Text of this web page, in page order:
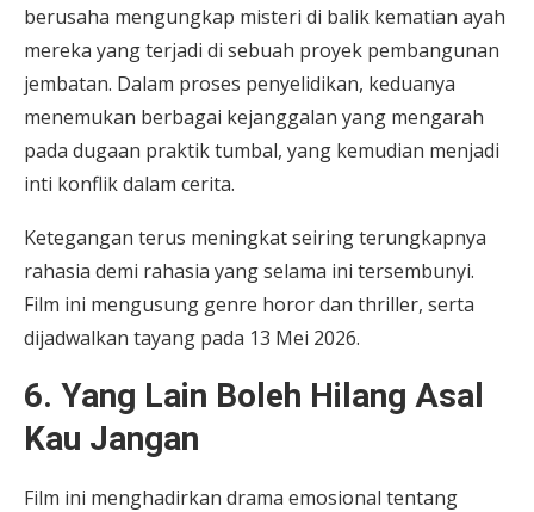
berusaha mengungkap misteri di balik kematian ayah
mereka yang terjadi di sebuah proyek pembangunan
jembatan. Dalam proses penyelidikan, keduanya
menemukan berbagai kejanggalan yang mengarah
pada dugaan praktik tumbal, yang kemudian menjadi
inti konflik dalam cerita.
Ketegangan terus meningkat seiring terungkapnya
rahasia demi rahasia yang selama ini tersembunyi.
Film ini mengusung genre horor dan thriller, serta
dijadwalkan tayang pada 13 Mei 2026.
6. Yang Lain Boleh Hilang Asal
Kau Jangan
Film ini menghadirkan drama emosional tentang